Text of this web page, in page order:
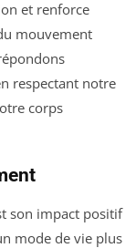
et renforce
mouvement
respectant notre
corps
son impact positif
mode de vie plus